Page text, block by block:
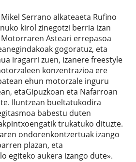
Serrano alkateaeta Rufino
kirol zinegotzi berria izan
Motorraren Asteari errepasoa
gogoratuz, eta
iragarri zuen, izanere freestyle
konzentrazioa ere
ehun motorzale inguru
etaGipuzkoan eta Nafarroan
Iluntzean bueltatukodira
babestu duten
trukatuko dituzte.
ondorenkontzertuak izango
plazan, eta
egiteko aukera izango dute».